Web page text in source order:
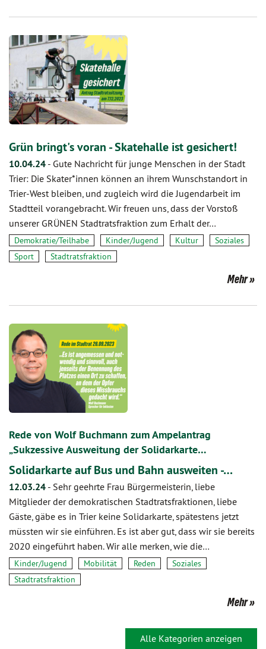
Grün bringt's voran - Skatehalle ist gesichert!
10.04.24 - Gute Nachricht für junge Menschen in der Stadt
Trier: Die Skater*innen können an ihrem Wunschstandort in
Trier-West bleiben, und zugleich wird die Jugendarbeit im
Stadtteil vorangebracht. Wir freuen uns, dass der Vorstoß
unserer GRÜNEN Stadtratsfraktion zum Erhalt der…
Demokratie/Teilhabe Kinder/Jugend Kultur
Soziales
Sport
Stadtratsfraktion
Mehr
Rede von Wolf Buchmann zum Ampelantrag
„Sukzessive Ausweitung der Solidarkarte…
Solidarkarte auf Bus und Bahn ausweiten -…
12.03.24 - Sehr geehrte Frau Bürgermeisterin, liebe
Mitglieder der demokratischen Stadtratsfraktionen, liebe
Gäste, gäbe es in Trier keine Solidarkarte, spätestens jetzt
müssten wir sie einführen. Es ist aber gut, dass wir sie bereits
2020 eingeführt haben. Wir alle merken, wie die…
Kinder/Jugend Mobilität Reden
Soziales
Stadtratsfraktion
Mehr
Alle Kategorien anzeigen